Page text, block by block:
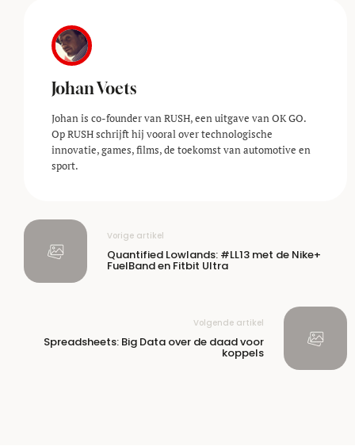
Johan Voets
Johan is co-founder van RUSH, een uitgave van OK GO.
Op RUSH schrijft hij vooral over technologische
innovatie, games, films, de toekomst van automotive en
sport.
Vorige artikel
Quantified Lowlands: #LL13 met de Nike+
FuelBand en Fitbit Ultra
Volgende artikel
Spreadsheets: Big Data over de daad voor
koppels